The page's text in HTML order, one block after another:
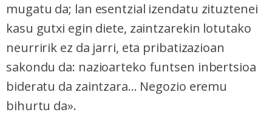
mugatu da; lan esentzial izendatu zituztenei
kasu gutxi egin diete, zaintzarekin lotutako
neurririk ez da jarri, eta pribatizazioan
sakondu da: nazioarteko funtsen inbertsioa
bideratu da zaintzara... Negozio eremu
bihurtu da».